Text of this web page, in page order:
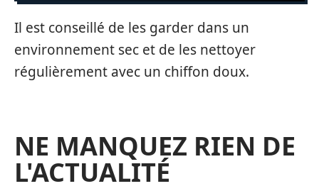
Il est conseillé de les garder dans un
environnement sec et de les nettoyer
régulièrement avec un chiffon doux.
NE MANQUEZ RIEN DE
L'ACTUALITÉ